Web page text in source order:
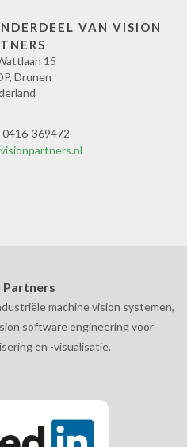
VAN VISION
15
Drunen
0416-369472
Partners
machine vision systemen,
software engineering voor
en -visualisatie.